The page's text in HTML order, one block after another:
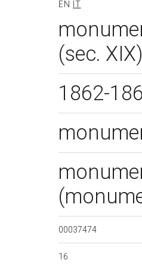
EN IT
(sec.
1862-
00037474
16